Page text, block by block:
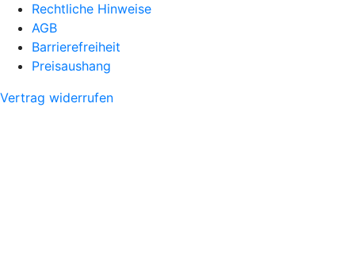
Rechtliche Hinweise
AGB
Barrierefreiheit
Preisaushang
Vertrag widerrufen